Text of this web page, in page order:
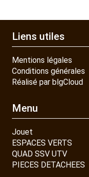
Liens utiles
Mentions légales
Conditions générales
Réalisé par blgCloud
Menu
Jouet
ESPACES VERTS
QUAD SSV UTV
PIECES DETACHEES